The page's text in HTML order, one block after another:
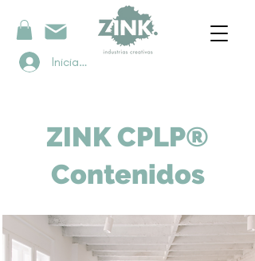
Iniciar sesión
ZINK CPLP®
Contenidos